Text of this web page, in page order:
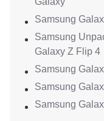
Samsung
Samsung
Galaxy Z Flip 4
Samsung
Samsung
Samsung